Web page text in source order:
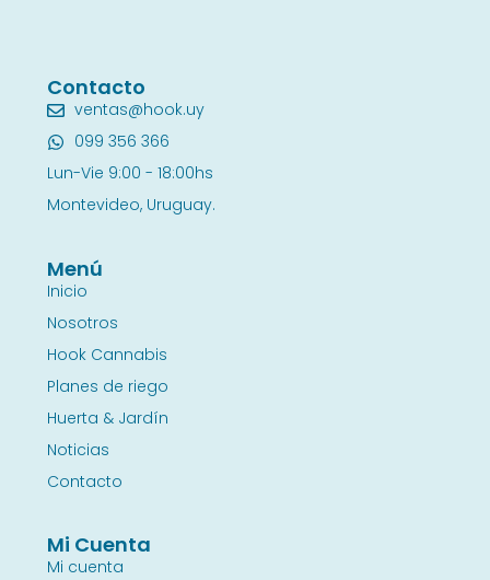
Menú
Inicio
Nosotros
Hook Cannabis
Planes de riego
Huerta & Jardín
Noticias
Contacto
Mi Cuenta
Mi cuenta
Contacto
ventas@hook.uy
099 356 366
Lun-Vie 9:00 - 18:00hs
Montevideo, Uruguay.